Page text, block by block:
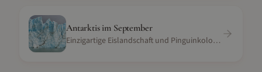
Antarktisim September
Einzigartige Eislandschaft und Pinguinkolonien